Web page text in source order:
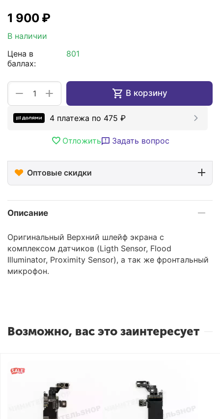
1 900 ₽
В наличии
Цена в
баллах:
801
+
− В корзину
4 платежа по 475 ₽
Отложить Задать вопрос
Оптовые скидки
Описание
Оригинальный Верхний шлейф экрана с
комплексом датчиков (Ligth Sensor, Flood
Illuminator, Proximity Sensor), а так же фронтальный
микрофон.
Возможно, вас это заинтересует